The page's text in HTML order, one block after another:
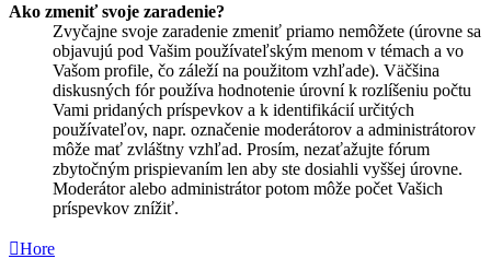
Ako zmeniť svoje zaradenie?
Zvyčajne svoje zaradenie zmeniť priamo nemôžete (úrovne sa
objavujú pod Vašim používateľským menom v témach a vo
Vašom profile, čo záleží na použitom vzhľade). Väčšina
diskusných fór používa hodnotenie úrovní k rozlíšeniu počtu
Vami pridaných príspevkov a k identifikácií určitých
používateľov, napr. označenie moderátorov a administrátorov
môže mať zvláštny vzhľad. Prosím, nezaťažujte fórum
zbytočným prispievaním len aby ste dosiahli vyššej úrovne.
Moderátor alebo administrátor potom môže počet Vašich
príspevkov znížiť.
Hore